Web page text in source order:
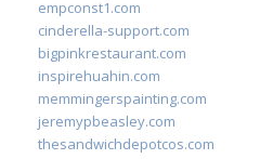
empconst1.com
cinderella-support.com
bigpinkrestaurant.com
inspirehuahin.com
memmingerspainting.com
jeremypbeasley.com
thesandwichdepotcos.com